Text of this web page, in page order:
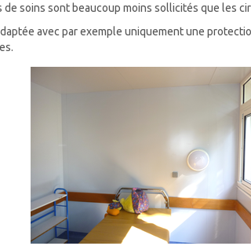
de soins sont beaucoup moins sollicités que les
avec par exemple uniquement une